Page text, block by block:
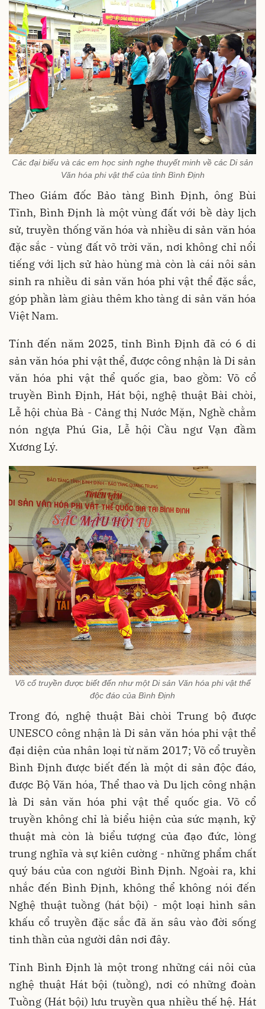
Các đại biểu và các em học sinh nghe thuyết minh về các Di sản
Văn hóa phi vật thể của tỉnh Bình Định
Theo Giám đốc Bảo tàng Bình Định, ông Bùi
Tĩnh, Bình Định là một vùng đất với bề dày lịch
sử, truyền thống văn hóa và nhiều di sản văn hóa
đặc sắc - vùng đất võ trời văn, nơi không chỉ nổi
tiếng với lịch sử hào hùng mà còn là cái nôi sản
sinh ra nhiều di sản văn hóa phi vật thể đặc sắc,
góp phần làm giàu thêm kho tàng di sản văn hóa
Việt Nam.
Tính đến năm 2025, tỉnh Bình Định đã có 6 di
sản văn hóa phi vật thể, được công nhận là Di sản
văn hóa phi vật thể quốc gia, bao gồm: Võ cổ
truyền Bình Định, Hát bội, nghệ thuật Bài chòi,
Lễ hội chùa Bà - Cảng thị Nước Mặn, Nghề chằm
nón ngựa Phú Gia, Lễ hội Cầu ngư Vạn đầm
Xương Lý.
Võ cổ truyền được biết đến như một Di sản Văn hóa phi vật thể
độc đáo của Bình Định
Trong đó, nghệ thuật Bài chòi Trung bộ được
UNESCO công nhận là Di sản văn hóa phi vật thể
đại diện của nhân loại từ năm 2017; Võ cổ truyền
Bình Định được biết đến là một di sản độc đáo,
được Bộ Văn hóa, Thể thao và Du lịch công nhận
là Di sản văn hóa phi vật thể quốc gia. Võ cổ
truyền không chỉ là biểu hiện của sức mạnh, kỹ
thuật mà còn là biểu tượng của đạo đức, lòng
trung nghĩa và sự kiên cường - những phẩm chất
quý báu của con người Bình Định. Ngoài ra, khi
nhắc đến Bình Định, không thể không nói đến
Nghệ thuật tuồng (hát bội) - một loại hình sân
khấu cổ truyền đặc sắc đã ăn sâu vào đời sống
tinh thần của người dân nơi đây.
Tỉnh Bình Định là một trong những cái nôi của
nghệ thuật Hát bội (tuồng), nơi có những đoàn
Tuồng (Hát bội) lưu truyền qua nhiều thế hệ. Hát